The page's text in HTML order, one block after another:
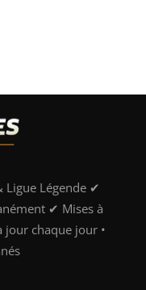
Ligue Légende ✔
✔ Mises à
jour chaque jour •